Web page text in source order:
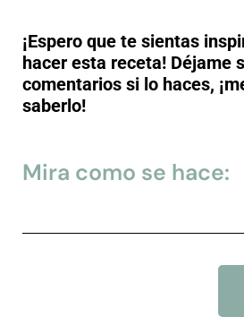
¡Espero que te sientas
hacer esta receta! Déjame
comentarios si lo haces,
saberlo!
Mira como se hace: